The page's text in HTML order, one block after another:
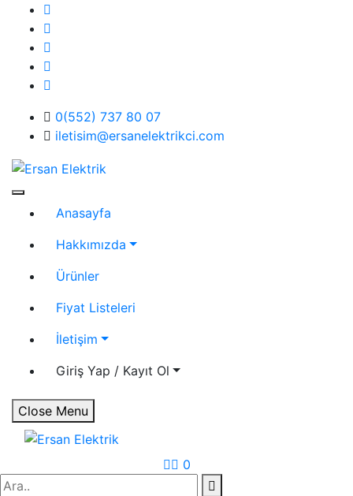
content
0(552) 737 80 07
iletisim@ersanelektrikci.com
Ersan Elektrik
Elektrik | Otomasyon
Anasayfa
Hakkımızda
Ürünler
Fiyat Listeleri
İletişim
Giriş Yap / Kayıt Ol
Close Menu
0
Search